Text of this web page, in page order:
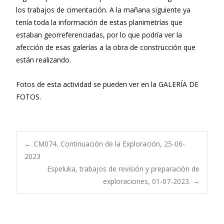
los trabajos de cimentación. A la mañana siguiente ya
tenía toda la información de estas planimetrías que
estaban georreferenciadas, por lo que podría ver la
afección de esas galerías a la obra de construcción que
están realizando.
Fotos de esta actividad se pueden ver en la GALERÍA DE
FOTOS.
Navegación
← CM074, Continuación de la Exploración, 25-06-
2023
Espeluka, trabajos de revisión y preparación de
exploraciones, 01-07-2023. →